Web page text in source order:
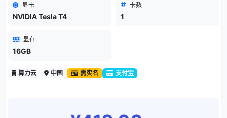
显卡
NVIDIA Tesla T4
卡数
1
显存
16GB
算力云 中国 需实名 支付宝